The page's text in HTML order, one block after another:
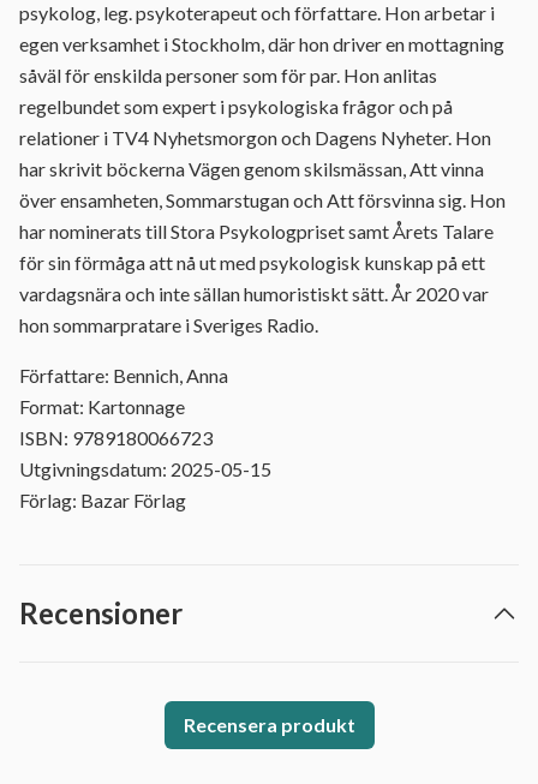
psykolog, leg. psykoterapeut och författare. Hon arbetar i
egen verksamhet i Stockholm, där hon driver en mottagning
såväl för enskilda personer som för par. Hon anlitas
regelbundet som expert i psykologiska frågor och på
relationer i TV4 Nyhetsmorgon och Dagens Nyheter. Hon
har skrivit böckerna Vägen genom skilsmässan, Att vinna
över ensamheten, Sommarstugan och Att försvinna sig. Hon
har nominerats till Stora Psykologpriset samt Årets Talare
för sin förmåga att nå ut med psykologisk kunskap på ett
vardagsnära och inte sällan humoristiskt sätt. År 2020 var
hon sommarpratare i Sveriges Radio.
Författare: Bennich, Anna
Format: Kartonnage
ISBN: 9789180066723
Utgivningsdatum: 2025-05-15
Förlag: Bazar Förlag
Recensioner
Recensera produkt